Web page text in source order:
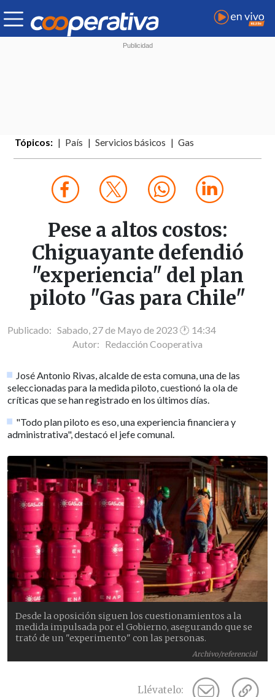
Tópicos: País Servicios básicos Gas
Pese a altos costos:
Chiguayante defendió
"experiencia" del plan
piloto "Gas para Chile"
Publicado: Sabado, 27 de Mayo de 2023 🕐 14:34
Autor: Redacción Cooperativa
José Antonio Rivas, alcalde de esta comuna, una de las
seleccionadas para la medida piloto, cuestionó la ola de
críticas que se han registrado en los últimos días.
"Todo plan piloto es eso, una experiencia financiera y
administrativa", destacó el jefe comunal.
Archivo/referencial
Desde la oposición siguen los cuestionamientos a la
medida impulsada por el Gobierno, asegurando que se
trató de un "experimento" con las personas.
Llévatelo: